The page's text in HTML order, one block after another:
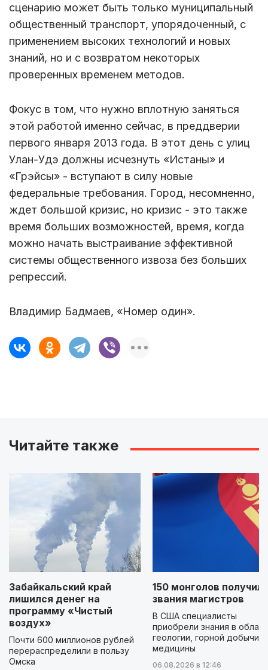
сценарию может быть только муниципальный
общественный транспорт, упорядоченный, с
применением высоких технологий и новых
знаний, но и с возвратом некоторых
проверенных временем методов.
Фокус в том, что нужно вплотную заняться
этой работой именно сейчас, в преддверии
первого января 2013 года. В этот день с улиц
Улан-Удэ должны исчезнуть «Истаны» и
«Грэйсы» - вступают в силу новые
федеральные требования. Город, несомненно,
ждет большой кризис, но кризис - это также
время больших возможностей, время, когда
можно начать выстраивание эффективной
системы общественного извоза без больших
репрессий.
Владимир Бадмаев, «Номер один».
Читайте также
Забайкальский край
лишился денег на
программу «Чистый
воздух»
Почти 600 миллионов рублей
перераспределили в пользу
Омска
150 монголов
звания магистров
В США специалисты
приобрели знания в
геологии, горной добычи и
медицины
06.08.2026 в 12:46